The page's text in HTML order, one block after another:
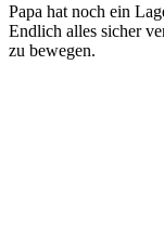
Papa hat noch ein
Endlich alles sicher
zu bewegen.